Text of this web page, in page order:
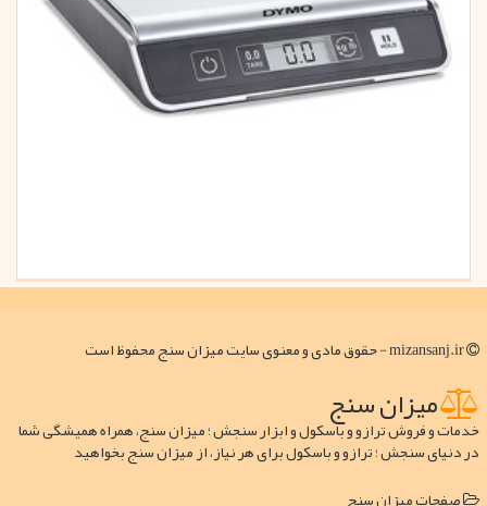
میزان سنج
خدمات و فروش ترازو و باسکول و ابزار سنجش ؛ میزان سنج، همراه همیشگی شما
در دنیای سنجش ؛ ترازو و باسکول برای هر نیاز، از میزان سنج بخواهید
صفحات میزان سنج